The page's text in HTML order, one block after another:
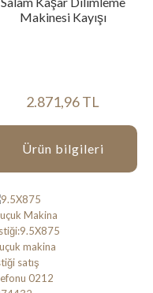
Makinesi Kayışı
2.871,96 TL
Ürün bilgileri